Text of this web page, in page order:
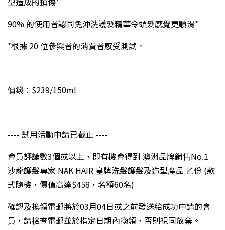
90% 的使用者認同免沖洗護髮精華令頭髮感覺更順滑*
*根據 20 位參與者的消費者感受測試。
價錢：$239/150ml
---- 試用活動申請已截止 ----
會員評論數3個或以上，即有機會得到 澳洲品牌銷售No.1
沙龍護髮專家 NAK HAIR 皇牌洗髮護髮及造型產品 乙份 (款
式隨機，價值高達$458，名額60名)
確認及換領電郵將於03月04日或之前發送給成功申請的會
員，請檢查電郵並於指定日期內換領，否則視同放棄。